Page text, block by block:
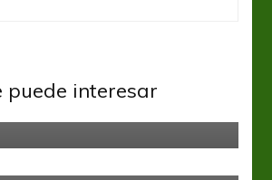
puede interesar
C